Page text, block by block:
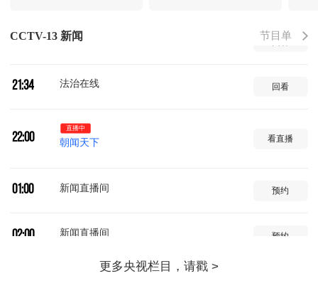
CCTV-13 新闻 节目单
21:18 焦点访谈 回看
21:34 法治在线 回看
22:00
直播中
朝闻天下 看直播
01:00 新闻直播间 预约
02:00 新闻直播间 预约